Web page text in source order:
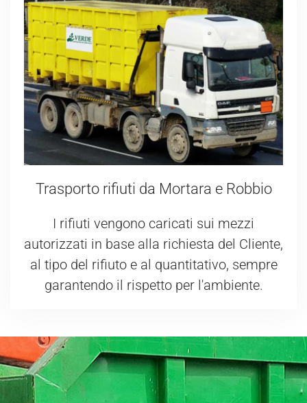
Trasporto rifiuti da Mortara e Robbio
I rifiuti vengono caricati sui mezzi
autorizzati in base alla richiesta del Cliente,
al tipo del rifiuto e al quantitativo, sempre
garantendo il rispetto per l'ambiente.